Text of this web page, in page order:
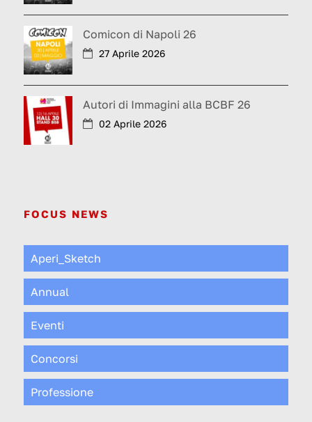
Comicon di Napoli 26
27 Aprile 2026
Autori di Immagini alla BCBF 26
02 Aprile 2026
FOCUS NEWS
Aperi_Sketch
Annual
Eventi
Concorsi
Professione